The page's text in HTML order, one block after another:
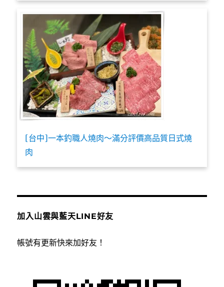
[台中]一本釣職人燒肉～滿分評價高品質日式燒
肉
加入山雲與藍天LINE好友
帳號有更新快來加好友！